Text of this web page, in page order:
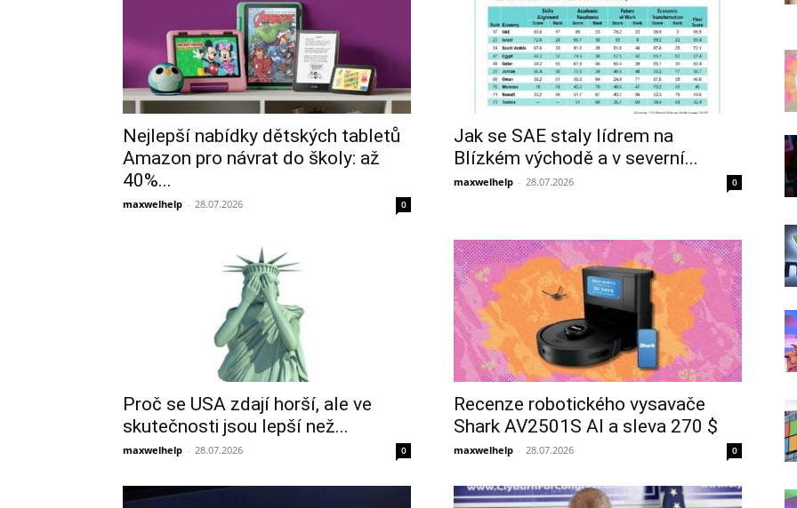
Nejlepší nabídky dětských tabletů
Amazon pro návrat do školy: až
40%...
maxwelhelp - 28.07.2026 0
Jak se SAE staly lídrem na
Blízkém východě a v severní...
maxwelhelp - 28.07.2026 0
Proč se USA zdají horší, ale ve
skutečnosti jsou lepší než...
maxwelhelp - 28.07.2026 0
Recenze robotického vysavače
Shark AV2501S AI a sleva 270 $
maxwelhelp - 28.07.2026 0